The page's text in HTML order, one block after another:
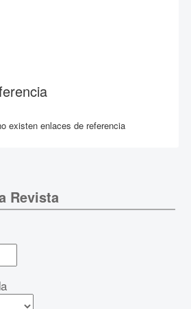
existen enlaces de referencia
Revista